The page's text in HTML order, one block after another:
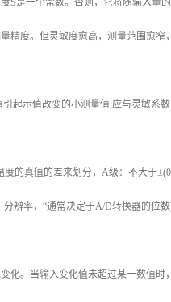
是一个常数。否则，它将随输入量的
度。但灵敏度愈高，测量范围愈窄
起示值改变的小测量值;应与灵敏系
的真值的差来划分，A级：不大于
辨率，“通常决定于A/D转换器的位数
化。当输入变化值未超过某一数值时